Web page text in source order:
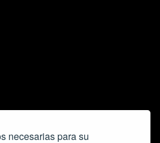
necesarias para su